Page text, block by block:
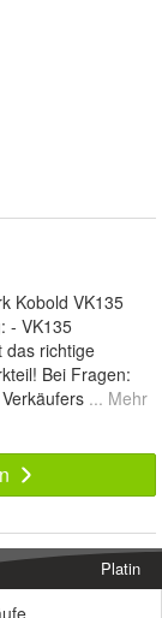
Kobold VK135
- VK135
das richtige
Bei Fragen:
... Mehr
Platin